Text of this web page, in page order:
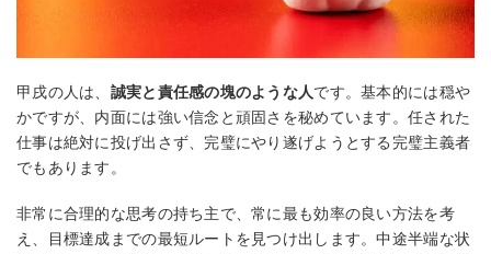
甲戌の人は、 誠実と責任感の塊のような人です。基本的には穏や
かですが、内面には強い信念と頑固さを秘めています。任された
仕事は絶対に投げ出さず、完璧にやり遂げようとする完璧主義者
でもあります。
非常に合理的な思考の持ち主で、常に最も効率の良い方法を考
え、目標達成までの最短ルートを見つけ出します。中途半端な状